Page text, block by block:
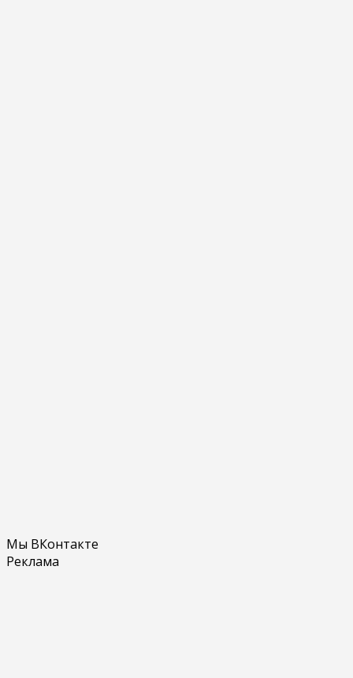
Мы ВКонтакте
Реклама